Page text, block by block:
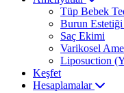
Tüp Bebek
Burun
Saç Ekimi
Varikosel
Liposuction
Keşfet
Hesaplamalar